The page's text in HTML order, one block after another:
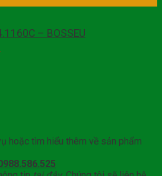
– BOSSEU
hoặc tìm hiểu thêm về sản phẩm